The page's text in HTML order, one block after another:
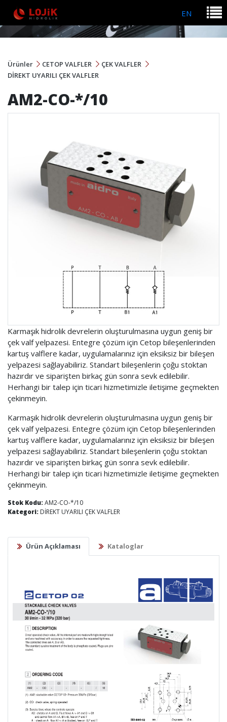
EN
Ürünler CETOP VALFLER
ÇEK VALFLER
DİREKT UYARILI ÇEK VALFLER
AM2-CO-*/10
Karmaşık hidrolik devrelerin oluşturulmasına uygun geniş bir
çek valf yelpazesi. Entegre çözüm için Cetop bileşenlerinden
kartuş valflere kadar, uygulamalarınız için eksiksiz bir bileşen
yelpazesi sağlayabiliriz. Standart bileşenlerin çoğu stoktan
hazırdır ve siparişten birkaç gün sonra sevk edilebilir.
Herhangi bir talep için ticari hizmetimizle iletişime geçmekten
çekinmeyin.
Karmaşık hidrolik devrelerin oluşturulmasına uygun geniş bir
çek valf yelpazesi. Entegre çözüm için Cetop bileşenlerinden
kartuş valflere kadar, uygulamalarınız için eksiksiz bir bileşen
yelpazesi sağlayabiliriz. Standart bileşenlerin çoğu stoktan
hazırdır ve siparişten birkaç gün sonra sevk edilebilir.
Herhangi bir talep için ticari hizmetimizle iletişime geçmekten
çekinmeyin.
Stok Kodu:AM2-CO-*/10
Kategori: DİREKT UYARILI ÇEK VALFLER
Ürün Açıklaması Kataloglar